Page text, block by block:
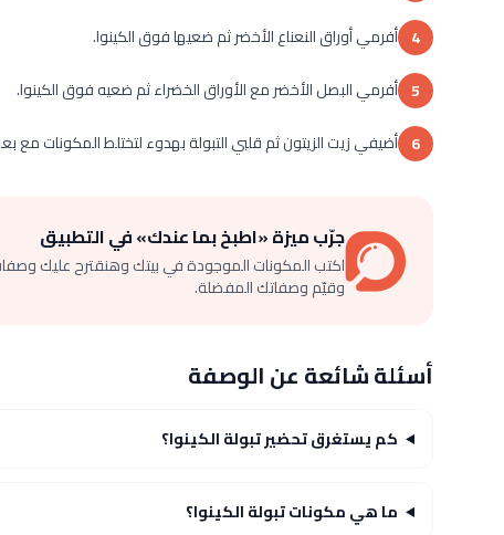
4 أفرمي أوراق النعناع الأخضر ثم ضعيها فوق الكينوا.
5 أفرمي البصل الأخضر مع الأوراق الخضراء ثم ضعيه فوق الكينوا.
6 أضيفي زيت الزيتون ثم قلبي التبولة بهدوء لتختلط المكونات
جرّب ميزة «اطبخ بما عندك» في التطبيق
اكتب المكونات الموجودة في بيتك وهنقترح عليك
وقيّم وصفاتك المفضلة.
أسئلة شائعة عن الوصفة
كم يستغرق تحضير تبولة الكينوا؟
ما هي مكونات تبولة الكينوا؟